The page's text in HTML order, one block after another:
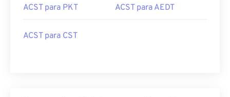
ACST para PKT ACST para AEDT
ACST para CST